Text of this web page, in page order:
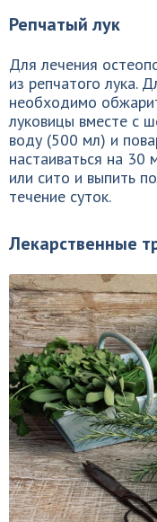
Репчатый лук
Для лечения
из репчатого лука.
необходимо
луковицы вместе с
воду (500 мл) и
настаиваться на 30
или сито и выпить
течение суток.
Лекарственные